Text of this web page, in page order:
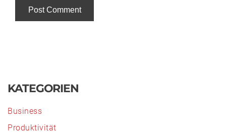
KATEGORIEN
Business
Produktivität